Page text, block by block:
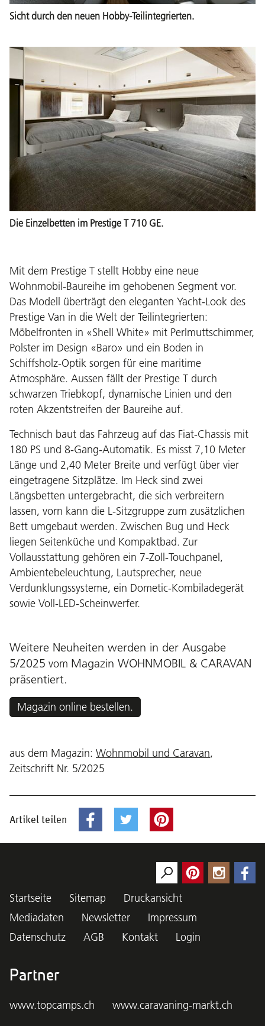
Sicht durch den neuen Hobby-Teilintegrierten.
Die Einzelbetten im Prestige T 710 GE.
Mit dem Prestige T stellt Hobby eine neue
Wohnmobil-Baureihe im gehobenen Segment vor.
Das Modell überträgt den eleganten Yacht-Look des
Prestige Van in die Welt der Teilintegrierten:
Möbelfronten in «Shell White» mit Perlmuttschimmer,
Polster im Design «Baro» und ein Boden in
Schiffsholz-Optik sorgen für eine maritime
Atmosphäre. Aussen fällt der Prestige T durch
schwarzen Triebkopf, dynamische Linien und den
roten Akzentstreifen der Baureihe auf.
Technisch baut das Fahrzeug auf das Fiat-Chassis mit
180 PS und 8-Gang-Automatik. Es misst 7,10 Meter
Länge und 2,40 Meter Breite und verfügt über vier
eingetragene Sitzplätze. Im Heck sind zwei
Längsbetten untergebracht, die sich verbreitern
lassen, vorn kann die L-Sitzgruppe zum zusätzlichen
Bett umgebaut werden. Zwischen Bug und Heck
liegen Seitenküche und Kompaktbad. Zur
Vollausstattung gehören ein 7-Zoll-Touchpanel,
Ambientebeleuchtung, Lautsprecher, neue
Verdunklungssysteme, ein Dometic-Kombiladegerät
sowie Voll-LED-Scheinwerfer.
Weitere Neuheiten werden in der Ausgabe
5/2025 vom Magazin WOHNMOBIL & CARAVAN
präsentiert.
Magazin online bestellen.
aus dem Magazin: Wohnmobil und Caravan,
Zeitschrift Nr. 5/2025
Artikel teilen
Startseite Sitemap
Druckansicht
Mediadaten
Newsletter
Impressum
Datenschutz
AGB Kontakt Login
Partner
www.topcamps.ch www.caravaning-markt.ch